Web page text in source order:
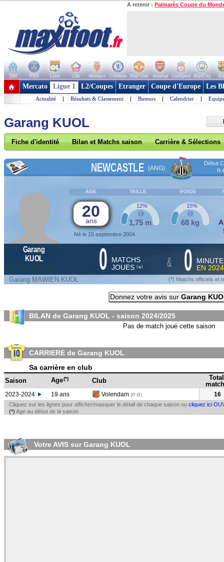
A retenir : Palmarès Coupe du
OM PSG Lyon Lille Monaco Chelsea Man Utd Arsenal Liverpool ManCity
+ de clubs
Mercato Ligue 1 L2/Coupes Etranger Coupe d'Europe Les
Actualité | Résultats & Classement | Buteurs | Calendrier |
Garang KUOL
Fiche d'identité Bilan et Matchs saison Carrière & Sélections
NEWCASTLE (ANG)
Début
AGE TAILLE POIDS
20
ans
Né le 15 septembre 2004
1,75 m
12%
68 kg
15%
Garang
KUOL
0 MATCHS
JOUES (*) & 0
EN
Garang MAWIEN KUOL (*) Matchs officiels et
Donnez votre avis sur Garang
BILAN de Garang KUOL - saison 2024/2025
Pas de match joué cette saison
CARRIERE de Garang KUOL
Sa carrière en club
Saison Age(*) Club
Total
2023-2024 19 ans Volendam (P-B) 16
Cliquez sur les lignes pour afficher/masquer le détail de chaque saison ou cliquez ici
(*) Age au début de la saison
Votre AVIS sur Garang KUOL